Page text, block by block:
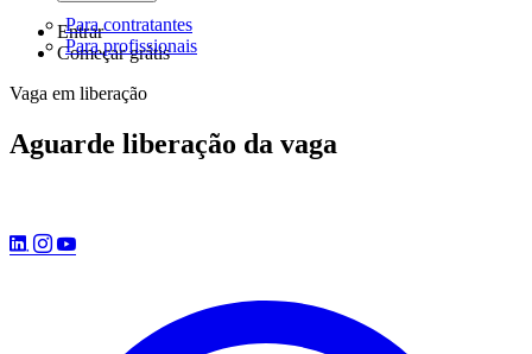
Para contratantes
Para profissionais
Entrar
Começar grátis
Vaga em liberação
Aguarde liberação da vaga